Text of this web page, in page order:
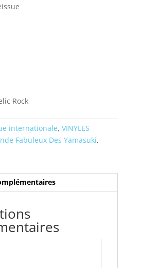
Rock
internationale, VINYLES
Fabuleux Des Yamasuki,